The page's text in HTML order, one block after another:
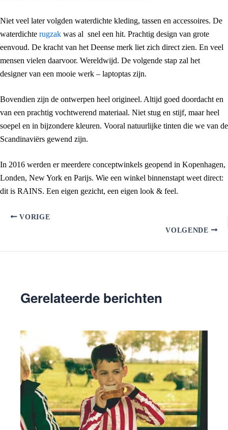
Niet veel later volgden waterdichte kleding, tassen en accessoires. De
waterdichte rugzak was al snel een hit. Prachtig design van grote
eenvoud. De kracht van het Deense merk liet zich direct zien. En veel
mensen vielen daarvoor. Wereldwijd. De volgende stap zal het
designer van een mooie werk – laptoptas zijn.
Bovendien zijn de ontwerpen heel origineel. Altijd goed doordacht en
van een prachtig vochtwerend materiaal. Niet stug en stijf, maar heel
soepel en in bijzondere kleuren. Vooral natuurlijke tinten die we van de
Scandinaviërs gewend zijn.
In 2016 werden er meerdere conceptwinkels geopend in Kopenhagen,
Londen, New York en Parijs. Wie een winkel binnenstapt weet direct:
dit is RAINS. Een eigen gezicht, een eigen look & feel.
VORIGE
VOLGENDE
Gerelateerde berichten